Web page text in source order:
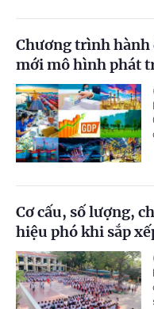
Chương trình hành
mới mô hình phát
Cơ cấu, số lượng,
hiệu phó khi sắp